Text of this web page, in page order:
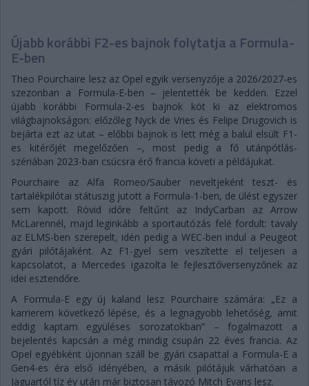
Újabb korábbi F2-es bajnok folytatja a Formula-
E-ben
Theo Pourchaire lesz az Opel egyik versenyzője a 2026/2027-es
szezonban a Formula-E-ben – jelentették be kedden. Ezzel
újabb korábbi Formula-2-es bajnok köt ki az elektromos
világbajnokságon: előzőleg Nyck de Vries és Felipe Drugovich is
bejárta ezt az utat – előbbi bajnok is lett még a balul elsült F1-
es kitérőjét megelőzően –, most pedig a fő utánpótlás-
szériában 2023-ban csúcsra érő francia követi a példájukat.
Pourchaire az Alfa Romeo/Sauber neveltjeként teszt- és
tartalékpilótai státuszig jutott a Formula-1-ben, de ülést egyszer
sem kapott. Rövid időre feltűnt az IndyCarban az Arrow
McLarennél, majd leginkább a sportautózás felé fordult: tavaly
az ELMS-ben szerepelt, idén pedig a WEC-ben indul a Peugeot
gyári pilótájaként. Az F1-gyel sem veszítette el teljesen a
kapcsolatot, a Mercedes igazolta le fejlesztőversenyzőnek az
idei esztendőre.
A Formula-E egy új kaland lesz Pourchaire számára: „Ez a
karrierem következő lépése, és a legnagyobb lehetőség, amit
eddig kaptam együléses sorozatokban” – fogalmazott a
bejelentés kapcsán a még mindig csupán 22 éves francia. Az
Opel egyébként újonnan száll be gyári csapattal a Formula-E a
Gen4-es éra első idényében, a másik pilótájuk várhatóan a
Jaguartól tíz év után már biztosan távozó Mitch Evans lesz.